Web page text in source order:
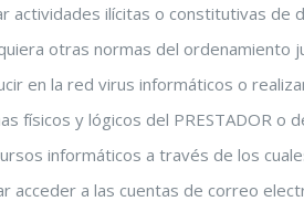
actividades ilícitas o constitutivas
otras normas del ordenamiento
en la red virus informáticos o
físicos y lógicos del PRESTADOR
informáticos a través de los
acceder a las cuentas de correo